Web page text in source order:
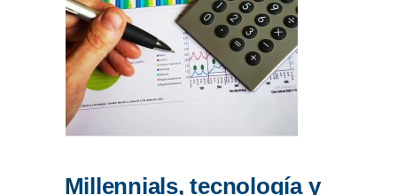
Millennials, tecnología y